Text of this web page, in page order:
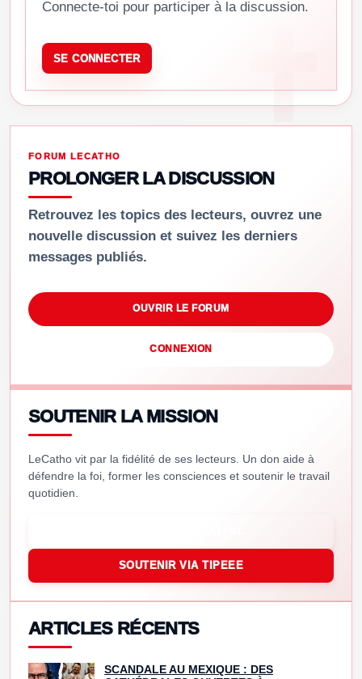
Connecte-toi pour participer à la discussion.
SE CONNECTER
FORUM LECATHO
PROLONGER LA DISCUSSION
Retrouvez les topics des lecteurs, ouvrez une
nouvelle discussion et suivez les derniers
messages publiés.
OUVRIR LE FORUM
CONNEXION
SOUTENIR LA MISSION
LeCatho vit par la fidélité de ses lecteurs. Un don aide à
défendre la foi, former les consciences et soutenir le travail
quotidien.
SOUTENIR VIA TIPEEE
ARTICLES RÉCENTS
SCANDALE AU MEXIQUE : DES